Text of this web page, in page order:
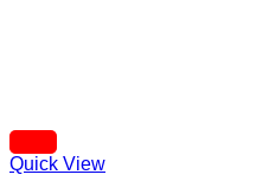
Quick View